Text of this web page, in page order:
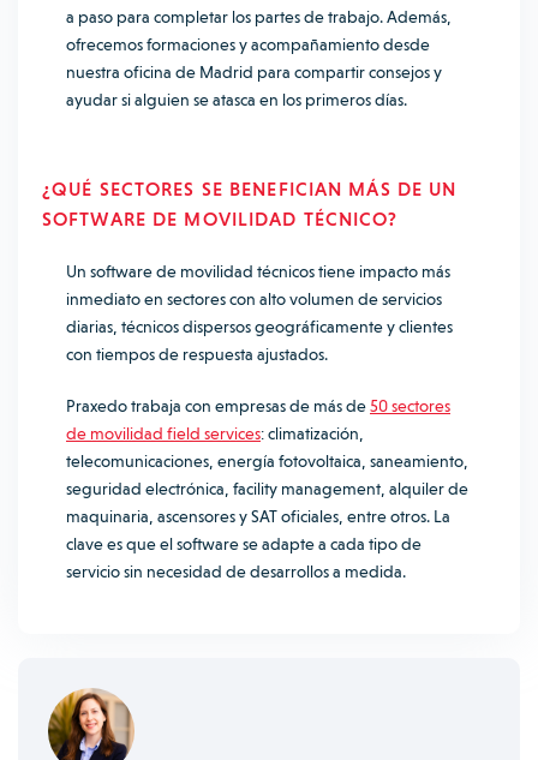
a paso para completar los partes de trabajo. Además,
ofrecemos formaciones y acompañamiento desde
nuestra oficina de Madrid para compartir consejos y
ayudar si alguien se atasca en los primeros días.
¿QUÉ SECTORES SE BENEFICIAN MÁS DE UN
SOFTWARE DE MOVILIDAD TÉCNICO?
Un software de movilidad técnicos tiene impacto más
inmediato en sectores con alto volumen de servicios
diarias, técnicos dispersos geográficamente y clientes
con tiempos de respuesta ajustados.
Praxedo trabaja con empresas de más de50 sectores
de movilidad field services: climatización,
telecomunicaciones, energía fotovoltaica, saneamiento,
seguridad electrónica, facility management, alquiler de
maquinaria, ascensores y SAT oficiales, entre otros. La
clave es que el software se adapte a cada tipo de
servicio sin necesidad de desarrollos a medida.